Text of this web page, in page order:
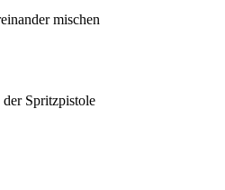
mischen
Spritzpistole